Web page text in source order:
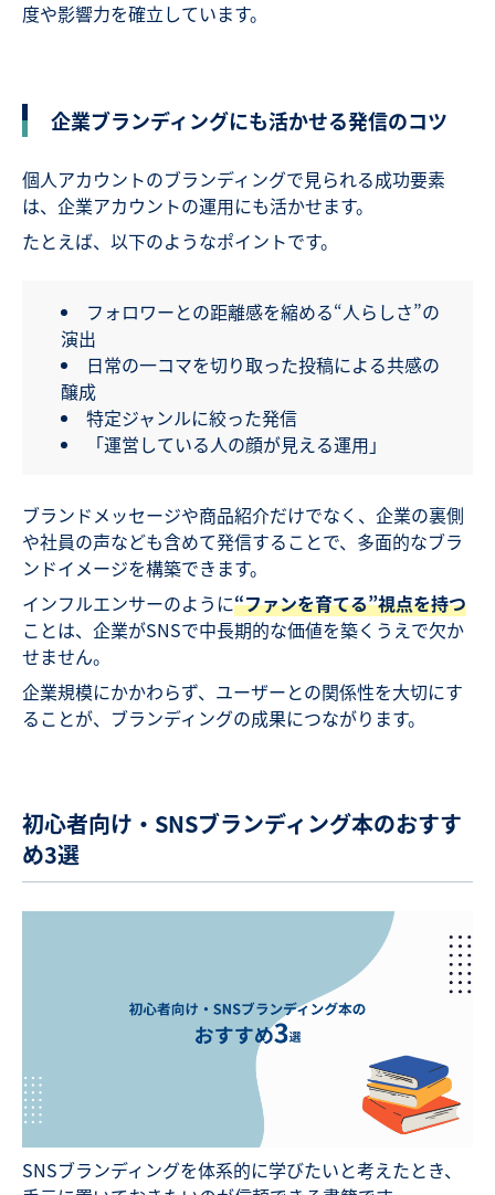
度や影響力を確立しています。
企業ブランディングにも活かせる発信のコツ
個人アカウントのブランディングで見られる成功要素
は、企業アカウントの運用にも活かせます。
たとえば、以下のようなポイントです。
フォロワーとの距離感を縮める“人らしさ”の
演出
日常の一コマを切り取った投稿による共感の
醸成
特定ジャンルに絞った発信
「運営している人の顔が見える運用」
ブランドメッセージや商品紹介だけでなく、企業の裏側
や社員の声なども含めて発信することで、多面的なブラ
ンドイメージを構築できます。
インフルエンサーのように“ファンを育てる”視点を持つ
ことは、企業がSNSで中長期的な価値を築くうえで欠か
せません。
企業規模にかかわらず、ユーザーとの関係性を大切にす
ることが、ブランディングの成果につながります。
初心者向け・SNSブランディング本のおすす
め3選
SNSブランディングを体系的に学びたいと考えたとき、